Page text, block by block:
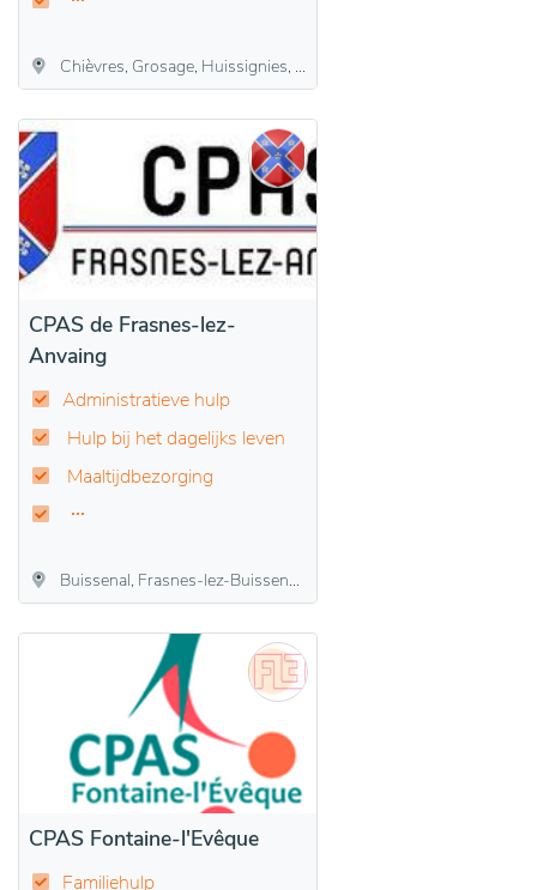
Chièvres, Grosage, Huissignies, Ladeuze, Tongre-Saint-Martin
CPAS de Frasnes-lez-
Anvaing
Administratieve hulp
Hulp bij het dagelijks leven
Maaltijdbezorging
Buissenal, Frasnes-lez-Buissenal, Hacquegnies, Herquegies, Montroeul-au-Bois, Moustier, Oeudeghien
CPAS Fontaine-l'Evêque
Familiehulp